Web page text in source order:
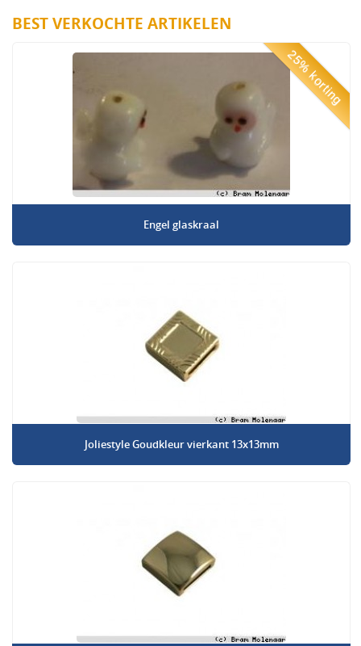
BEST VERKOCHTE ARTIKELEN
25% korting
Engel glaskraal
Joliestyle Goudkleur vierkant 13x13mm